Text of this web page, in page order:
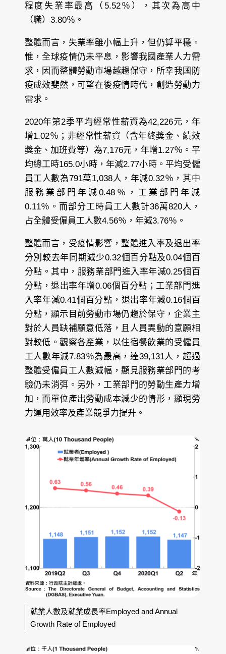
程度失業率最高（5.52％），其次為高中
（職）3.80％。
整體而言，失業率雖小幅上升，但仍算平穩。
惟，全球疫情仍未平息，影響我國產業人力需
求，因而整體勞動市場越趨保守，所幸我國防
疫成效斐然，可望在後疫情時代，創造勞動力
需求。
2020年第2季平均經常性薪資為42,226元，年
增1.02％；非經常性薪資（含年終獎金、績效
獎金、加班費等）為7,176元，年增1.27％。平
均總工時165.0小時，年減2.77小時。平均受僱
員工人數為791萬1,038人，年減0.32％，其中
服務業部門年減0.48％，工業部門年減
0.11％。而部分工時員工人數計36萬820人，
占全體受僱員工人數4.56％，年減3.76％。
整體而言，受疫情影響，整體進入率及退出率
分別較去年同期減少0.32個百分點及0.04個百
分點。其中，服務業部門進入率年減0.25個百
分點，退出率年增0.06個百分點；工業部門進
入率年減0.41個百分點，退出率年減0.16個百
分點，顯示目前勞動市場仍趨於保守，企業主
對於人員缺補願意低落，且人員異動的意願相
對較低。觀察各產業，以住宿餐飲業的受僱員
工人數年減7.83％為最高，達39,131人，超過
整體受僱員工人數減幅，顯見服務業部門的考
驗仍未消弭。另外，工業部門的勞動生產力增
加，而單位產出勞動成本減少的情形，顯現勞
力運用效率及產業競爭力提升。
就業人數及就業成長率Employed and Annual
Growth Rate of Employed